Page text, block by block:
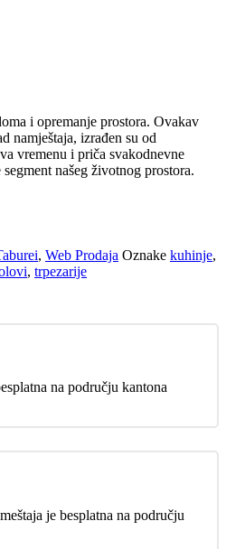
i opremanje prostora. Ovakav
namještaja, izrađen su od
vremenu i priča svakodnevne
našeg životnog prostora.
, Web Prodaja Oznake kuhinje,
, trpezarije
na području kantona
je besplatna na području